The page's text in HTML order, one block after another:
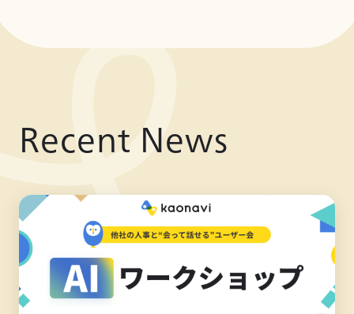
Recent News